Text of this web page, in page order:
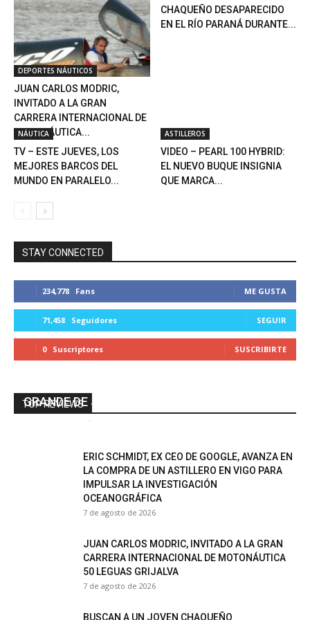
DEPORTES NÁUTICOS
JUAN CARLOS MODRIC,
INVITADO A LA GRAN
CARRERA INTERNACIONAL DE
MOTONÁUTICA...
CHAQUEÑO DESAPARECIDO
EN EL RÍO PARANÁ DURANTE...
NÁUTICA
TV – ESTE JUEVES, LOS
MEJORES BARCOS DEL
MUNDO EN PARALELO...
ASTILLEROS
VIDEO – PEARL 100 HYBRID:
EL NUEVO BUQUE INSIGNIA
QUE MARCA...
STAY CONNECTED
234,778 Fans ME GUSTA
71,458 Seguidores SEGUIR
0 Suscriptores SUSCRIBIRTE
TOP REVIEWS
GRANDE DE SU HISTORIA
-
ERIC SCHMIDT, EX CEO DE GOOGLE, AVANZA EN
LA COMPRA DE UN ASTILLERO EN VIGO PARA
IMPULSAR LA INVESTIGACIÓN
OCEANOGRÁFICA
7 de agosto de 2026
JUAN CARLOS MODRIC, INVITADO A LA GRAN
CARRERA INTERNACIONAL DE MOTONÁUTICA
50 LEGUAS GRIJALVA
7 de agosto de 2026
BUSCAN A UN JOVEN CHAQUEÑO